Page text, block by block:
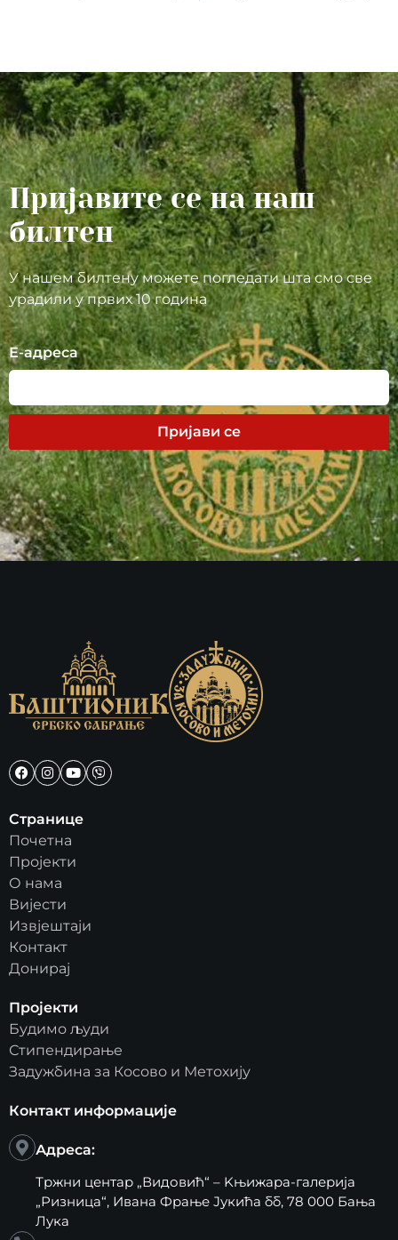
Пријавите се на наш
билтен
У нашем билтену можете погледати шта смо све
урадили у првих 10 година
Е-адреса
Пријави се
Странице
Почетна
Пројекти
О нама
Вијести
Извјештаји
Контакт
Донирај
Пројекти
Будимо људи
Стипендирање
Задужбина за Косово и Метохију
Контакт информације
Адреса:
Тржни центар „Видовић“ – Kњижара-галерија
„Ризница“, Ивана Фрање Јукића бб, 78 000 Бања
Лука